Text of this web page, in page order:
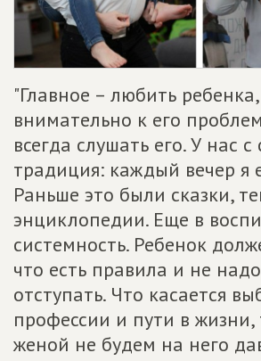
"Главное – любить
внимательно к его
всегда слушать его. У нас
традиция: каждый вечер я
Раньше это были сказки,
энциклопедии. Еще в
системность. Ребенок
что есть правила и не
отступать. Что касается
профессии и пути в
женой не будем на него